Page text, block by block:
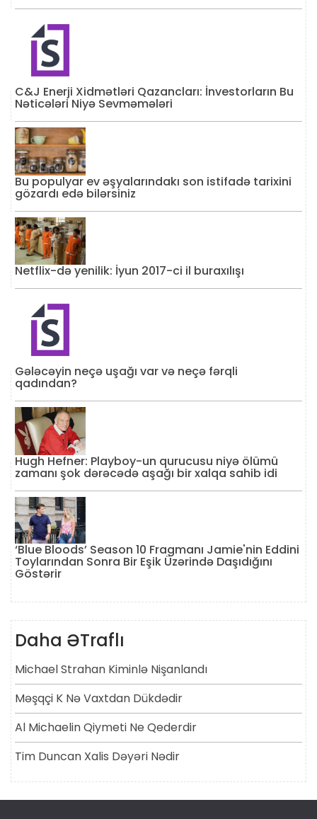
C&J Enerji Xidmətləri Qazancları: İnvestorların Bu
Nəticələri Niyə Sevməmələri
Bu populyar ev əşyalarındakı son istifadə tarixini
gözardı edə bilərsiniz
Netflix-də yenilik: İyun 2017-ci il buraxılışı
Gələcəyin neçə uşağı var və neçə fərqli
qadından?
Hugh Hefner: Playboy-un qurucusu niyə ölümü
zamanı şok dərəcədə aşağı bir xalqa sahib idi
‘Blue Bloods’ Season 10 Fragmanı Jamie'nin Eddini
Toylarından Sonra Bir Eşik Üzərində Daşıdığını
Göstərir
Daha ƏTraflı
Michael Strahan Kiminlə Nişanlandı
Məşqçi K Nə Vaxtdan Dükdədir
Al Michaelin Qiymeti Ne Qederdir
Tim Duncan Xalis Dəyəri Nədir